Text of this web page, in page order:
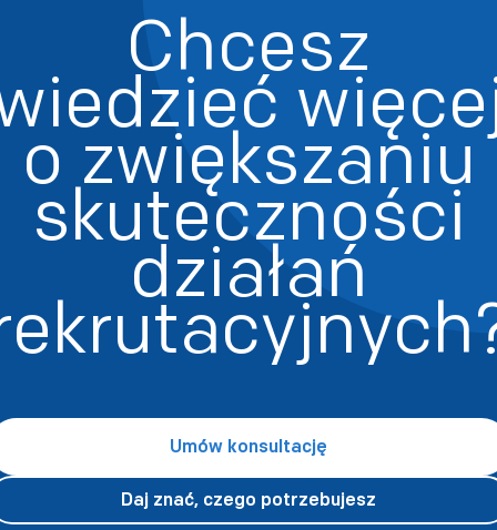
Chcesz
o zwiększaniu
skuteczności
działań
Umów konsultację
Daj znać, czego potrzebujesz